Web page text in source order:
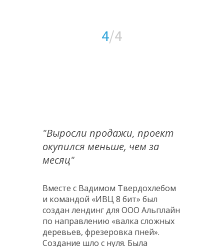
"Выросли продажи, проект
окупился меньше, чем за
месяц"
Вместе с Вадимом Твердохлебом
и командой «ИВЦ 8 бит» был
создан лендинг для ООО Альплайн
по направлению «валка сложных
деревьев, фрезеровка пней».
Создание шло с нуля. Была
4/4